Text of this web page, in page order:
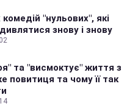
"нульових", які
знову і знову
та "висмоктує" життя з
повитиця та чому її так